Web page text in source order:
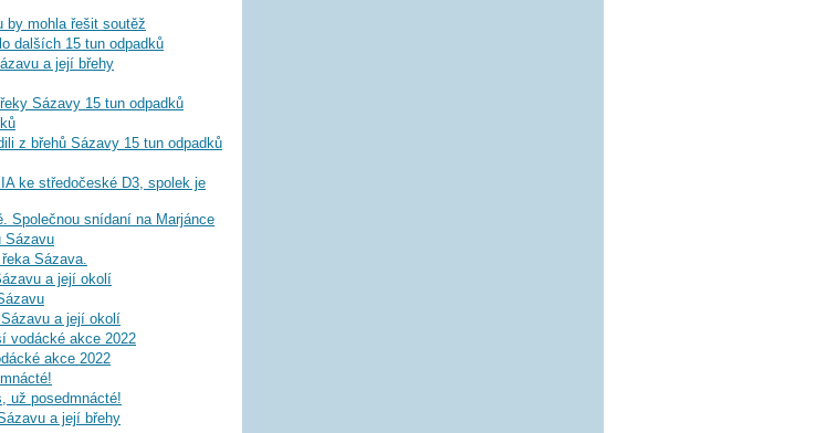
by mohla řešit soutěž
dalších 15 tun odpadků
a její břehy
Sázavy 15 tun odpadků
z břehů Sázavy 15 tun odpadků
ke středočeské D3, spolek je
Společnou snídaní na Marjánce
Sázavu
Sázava.
a její okolí
a její okolí
vodácké akce 2022
akce 2022
už posedmnácté!
a její břehy